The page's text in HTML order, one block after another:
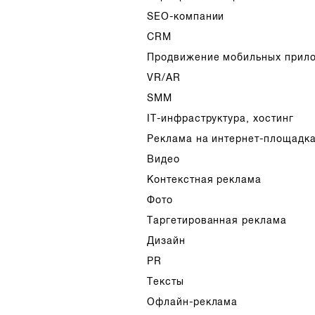
SEO-компании
CRM
Продвижение мобильных
VR/AR
SMM
IT-инфраструктура, хостинг
Реклама на интернет-
Видео
Контекстная реклама
Фото
Таргетированная реклама
Дизайн
PR
Тексты
Офлайн-реклама